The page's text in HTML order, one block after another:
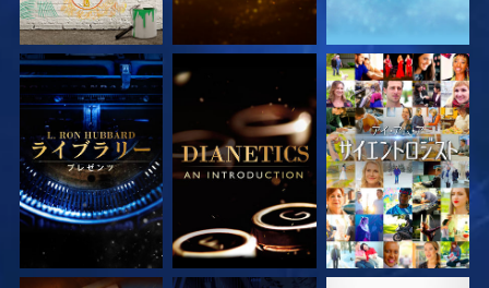
シリーズを探求 シリーズを探求 観る